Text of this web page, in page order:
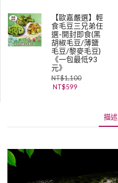
【歐嘉嚴選】輕
食毛豆三兄弟任
選-開封即食(黑
胡椒毛豆/薄鹽
毛豆/黎麥毛豆)
《一包最低93
元》
NT$1,100
NT$599
描述